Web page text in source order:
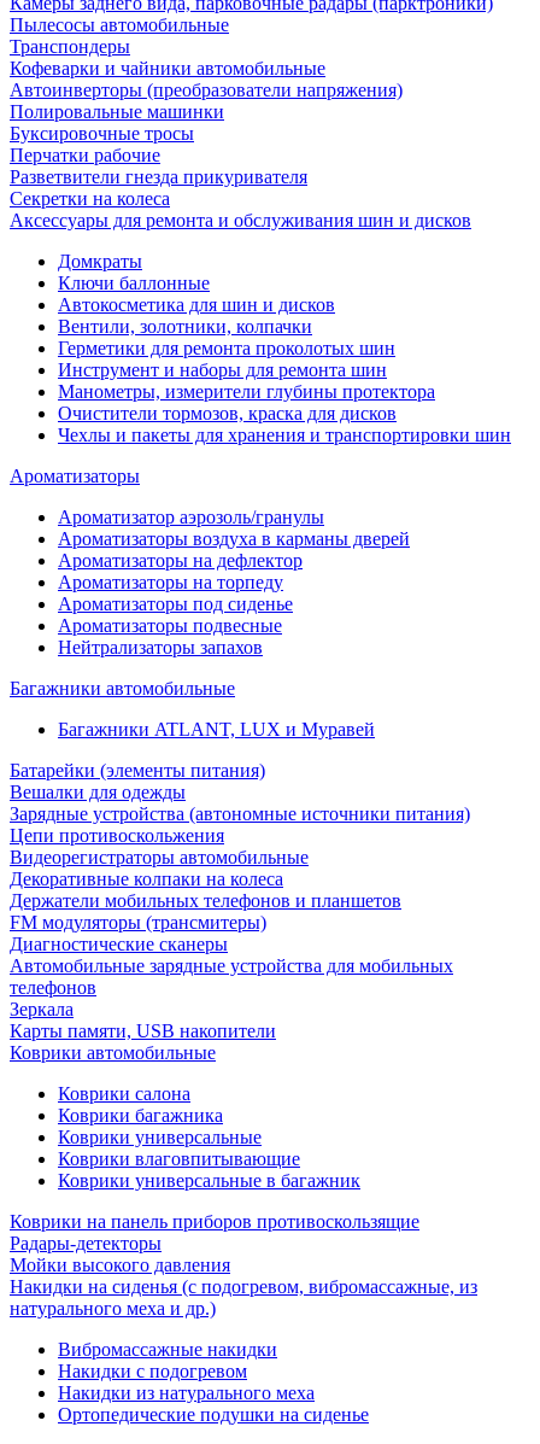
Пылесосы автомобильные
Транспондеры
Кофеварки и чайники автомобильные
Автоинверторы (преобразователи напряжения)
Полировальные машинки
Буксировочные тросы
Перчатки рабочие
Разветвители гнезда прикуривателя
Секретки на колеса
Аксессуары для ремонта и обслуживания ‎шин и дисков
Домкраты
Ключи баллонные
Автокосметика для шин и дисков
Вентили, золотники, колпачки
Герметики для ремонта проколотых шин
Инструмент и наборы для ремонта шин
Манометры, измерители глубины протектора
Очистители тормозов, краска для дисков
Чехлы и пакеты для хранения и транспортировки шин
Ароматизаторы
Ароматизатор аэрозоль/гранулы
Ароматизаторы воздуха в карманы дверей
Ароматизаторы на дефлектор
Ароматизаторы на торпеду
Ароматизаторы под сиденье
Ароматизаторы подвесные
Нейтрализаторы запахов
Багажники автомобильные
Багажники ATLANT, LUX и Муравей
Батарейки (элементы питания)
Вешалки для одежды
Зарядные устройства (автономные источники питания)
Цепи противоскольжения
Видеорегистраторы автомобильные
Декоративные колпаки на колеса
Держатели мобильных телефонов и планшетов
FM модуляторы (трансмитеры)
Диагностические сканеры
Автомобильные зарядные устройства для мобильных
телефонов
Зеркала
Карты памяти, USB накопители
Коврики автомобильные
Коврики салона
Коврики багажника
Коврики универсальные
Коврики влаговпитывающие
Коврики универсальные в багажник
Коврики на панель приборов противоскользящие
Радары-детекторы
Мойки высокого давления
Накидки на сиденья (с подогревом, вибромассажные, из
натурального меха и др.)
Вибромассажные накидки
Накидки с подогревом
Накидки из натурального меха
Ортопедические подушки на сиденье